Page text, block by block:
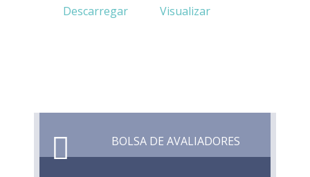
Descarregar
Visualizar
BOLSA DE AVALIADORES